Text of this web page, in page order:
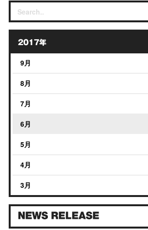
2017年
9月
8月
7月
6月
5月
4月
3月